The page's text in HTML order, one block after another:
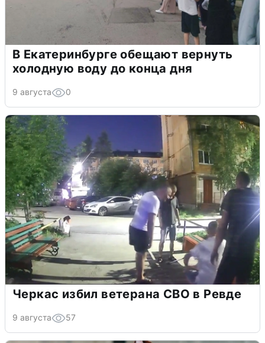
В Екатеринбурге обещают вернуть
холодную воду до конца дня
9 августа 0
Черкас избил ветерана СВО в Ревде
9 августа 57